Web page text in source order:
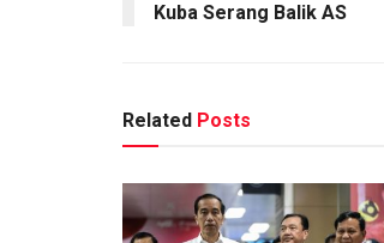
Kuba Serang Balik AS
Related Posts